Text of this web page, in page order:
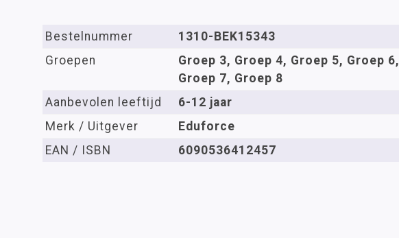
Bestelnummer
1310-BEK15343
Groepen
Groep 3, Groep 4, Groep 5, Groep 6,
Groep 7, Groep 8
Aanbevolen leeftijd
6-12 jaar
Merk / Uitgever
Eduforce
EAN / ISBN
6090536412457